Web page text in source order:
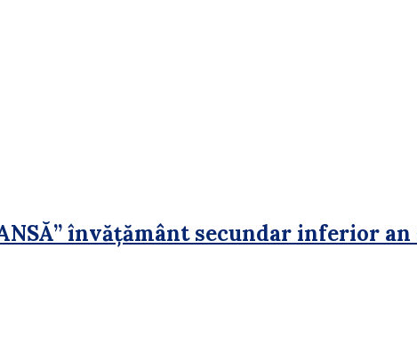
învăţământ secundar inferior